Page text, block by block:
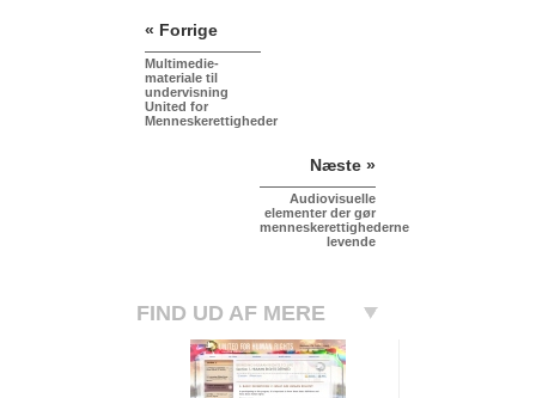
« Forrige
Multimedie-
materiale til
undervisning
United for
Menneskerettigheder
Næste »
Audiovisuelle
elementer der gør
menneskerettighederne
levende
FIND UD AF MERE